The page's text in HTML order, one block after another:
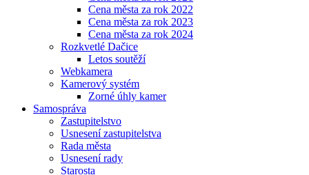
Cena města za rok 2022
Cena města za rok 2023
Cena města za rok 2024
Rozkvetlé Dačice
Letos soutěží
Webkamera
Kamerový systém
Zorné úhly kamer
Samospráva
Zastupitelstvo
Usnesení zastupitelstva
Rada města
Usnesení rady
Starosta